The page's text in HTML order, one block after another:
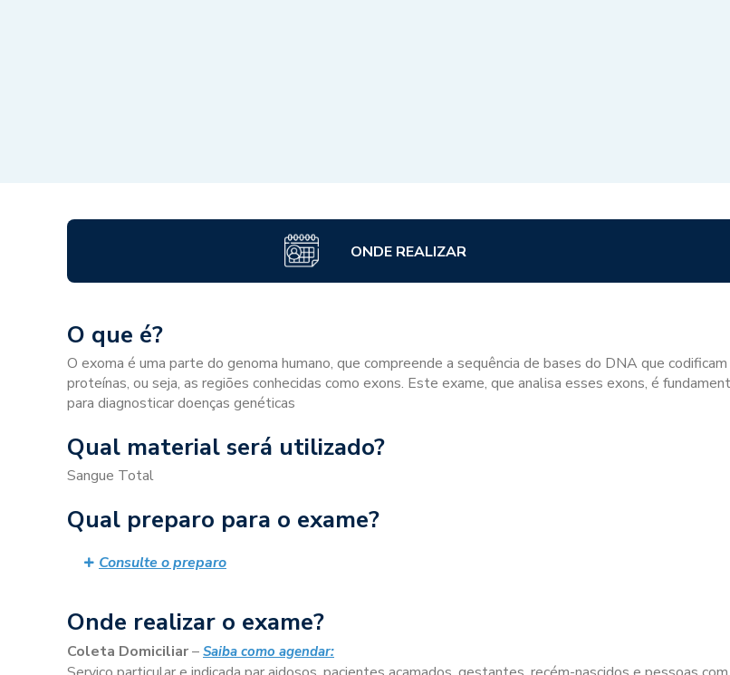
ONDE REALIZAR
O que é?
O exoma é uma parte do genoma humano, que compreende a sequência de bases do DNA que codificam
proteínas, ou seja, as regiões conhecidas como exons. Este exame, que analisa esses exons, é
para diagnosticar doenças genéticas
Qual material será utilizado?
Sangue Total
Qual preparo para o exame?
Consulte o preparo
Onde realizar o exame?
Coleta Domiciliar– Saiba como agendar: